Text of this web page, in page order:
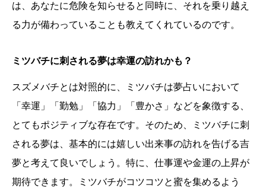
は、あなたに危険を知らせると同時に、それを乗り越え
る力が備わっていることも教えてくれているのです。
ミツバチに刺される夢は幸運の訪れかも？
スズメバチとは対照的に、ミツバチは夢占いにおいて
「幸運」「勤勉」「協力」「豊かさ」などを象徴する、
とてもポジティブな存在です。そのため、ミツバチに刺
される夢は、基本的には嬉しい出来事の訪れを告げる吉
夢と考えて良いでしょう。特に、仕事運や金運の上昇が
期待できます。ミツバチがコツコツと蜜を集めるよう